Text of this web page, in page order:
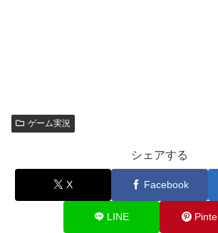
ゲーム実況
シェアする
X Facebook
LINE